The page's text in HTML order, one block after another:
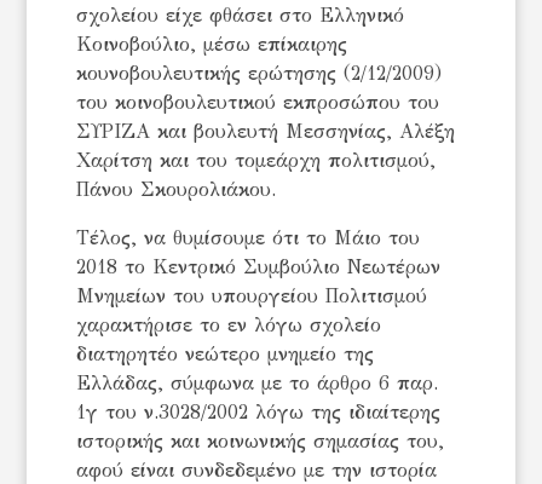
σχολείου είχε φθάσει στο Ελληνικό
Κοινοβούλιο, μέσω επίκαιρης
κουνοβουλευτικής ερώτησης (2/12/2009)
του κοινοβουλευτικού εκπροσώπου του
ΣΥΡΙΖΑ και βουλευτή Μεσσηνίας, Αλέξη
Χαρίτση και του τομεάρχη πολιτισμού,
Πάνου Σκουρολιάκου.
Τέλος, να θυμίσουμε ότι το Μάιο του
2018 το Κεντρικό Συμβούλιο Νεωτέρων
Μνημείων του υπουργείου Πολιτισμού
χαρακτήρισε το εν λόγω σχολείο
διατηρητέο νεώτερο μνημείο της
Ελλάδας, σύμφωνα με το άρθρο 6 παρ.
1γ του ν.3028/2002 λόγω της ιδιαίτερης
ιστορικής και κοινωνικής σημασίας του,
αφού είναι συνδεδεμένο με την ιστορία